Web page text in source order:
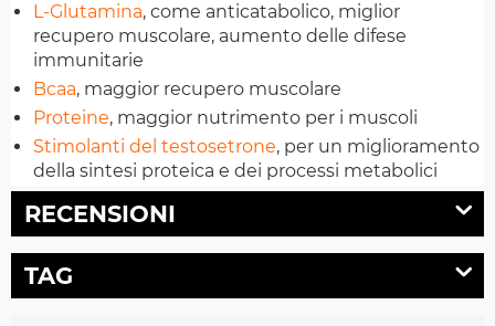
L-Glutamina, come anticatabolico, miglior
recupero muscolare, aumento delle difese
immunitarie
Bcaa, maggior recupero muscolare
Proteine, maggior nutrimento per i muscoli
Stimolanti del testosetrone, per un miglioramento
della sintesi proteica e dei processi metabolici
RECENSIONI
TAG